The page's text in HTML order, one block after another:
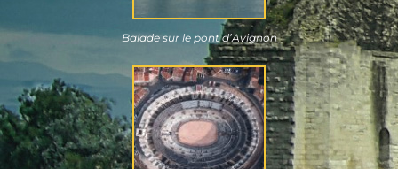
Balade sur le pont d’Avignon